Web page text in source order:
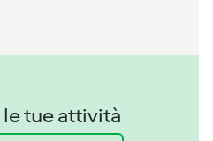
le tue attività